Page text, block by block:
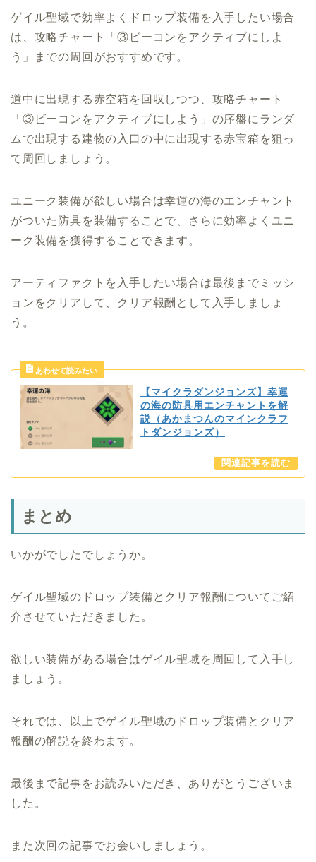
ゲイル聖域で効率よくドロップ装備を入手したい場合
は、攻略チャート「③ビーコンをアクティブにしよ
う」までの周回がおすすめです。
道中に出現する赤空箱を回収しつつ、攻略チャート
「③ビーコンをアクティブにしよう」の序盤にランダ
ムで出現する建物の入口の中に出現する赤宝箱を狙っ
て周回しましょう。
ユニーク装備が欲しい場合は幸運の海のエンチャント
がついた防具を装備することで、さらに効率よくユニ
ーク装備を獲得することできます。
アーティファクトを入手したい場合は最後までミッシ
ョンをクリアして、クリア報酬として入手しましょ
う。
【マイクラダンジョンズ】幸運
の海の防具用エンチャントを解
説（あかまつんのマインクラフ
トダンジョンズ）
まとめ
いかがでしたでしょうか。
ゲイル聖域のドロップ装備とクリア報酬についてご紹
介させていただきました。
欲しい装備がある場合はゲイル聖域を周回して入手し
ましょう。
それでは、以上でゲイル聖域のドロップ装備とクリア
報酬の解説を終わます。
最後まで記事をお読みいただき、ありがとうございま
した。
また次回の記事でお会いしましょう。